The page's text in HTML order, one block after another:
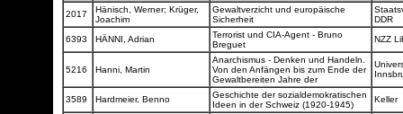
2017
Hänisch, Werner; Krüger,
Joachim
Gewaltverzicht und europäische
Sicherheit
DDR
6393
HÄNNI, Adrian
Terrorist und CIA-Agent - Bruno
Breguet
NZZ
5216 Hanni, Martin
Anarchismus - Denken und Handeln.
Von den Anfängen bis zum Ende der
Gewaltbereiten Jahre der
3589 Hardmeier, Benno
Geschichte der sozialdemokratischen
Ideen in der Schweiz (1920-1945)
Keller